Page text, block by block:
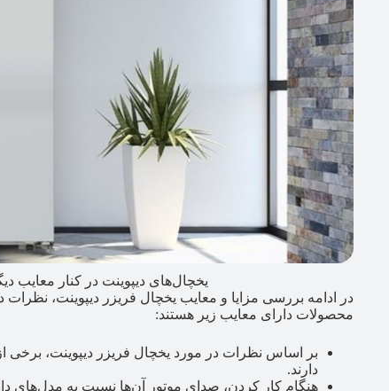
یخچال‌های دیپوینت در کنار معایب
در ادامه بررسی مزایا و معایب یخچال فریزر دیپوینت،
محصولات دارای معایب زیر هستند:
بر اساس نظرات در مورد یخچال فریزر دیپوینت، برخی
دارند.
هنگام کار کردن، صدای موتور آن‌ها نسبت به مدل‌های